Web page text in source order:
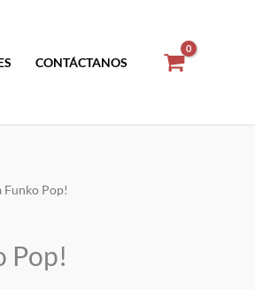
CONTÁCTANOS
Funko Pop!
Pop!